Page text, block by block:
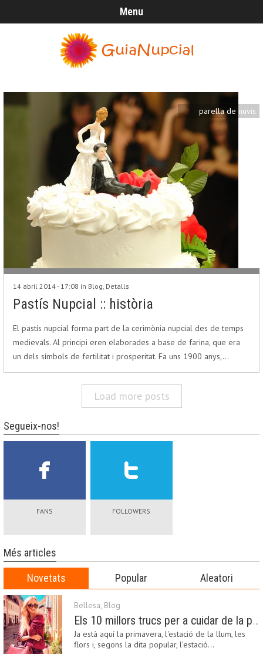
Menu
parella de nuvis
14 abril 2014 - 17:08 in Blog, Detalls
Pastís Nupcial :: història
El pastís nupcial forma part de la cerimònia nupcial des de temps
medievals. Al principi eren elaborades a base de farina, que era
un dels símbols de fertilitat i prosperitat. Fa uns 1900 anys,…
Load more posts
Segueix-nos!
FANS FOLLOWERS
Més articles
Novetats Popular Aleatori
Bellesa, Blog
Els 10 millors trucs per a cuidar de la pell a la primavera
Ja està aquí la primavera, l'estació de la llum, les
flors i, segons la dita popular, l'estació…